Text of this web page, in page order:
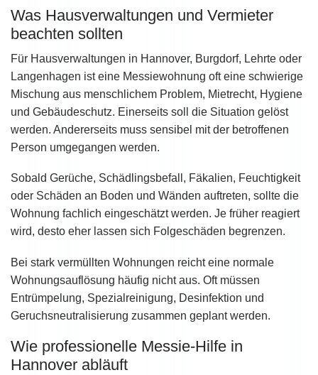
Was Hausverwaltungen und Vermieter
beachten sollten
Für Hausverwaltungen in Hannover, Burgdorf, Lehrte oder
Langenhagen ist eine Messiewohnung oft eine schwierige
Mischung aus menschlichem Problem, Mietrecht, Hygiene
und Gebäudeschutz. Einerseits soll die Situation gelöst
werden. Andererseits muss sensibel mit der betroffenen
Person umgegangen werden.
Sobald Gerüche, Schädlingsbefall, Fäkalien, Feuchtigkeit
oder Schäden an Boden und Wänden auftreten, sollte die
Wohnung fachlich eingeschätzt werden. Je früher reagiert
wird, desto eher lassen sich Folgeschäden begrenzen.
Bei stark vermüllten Wohnungen reicht eine normale
Wohnungsauflösung häufig nicht aus. Oft müssen
Entrümpelung, Spezialreinigung, Desinfektion und
Geruchsneutralisierung zusammen geplant werden.
Wie professionelle Messie-Hilfe in
Hannover abläuft